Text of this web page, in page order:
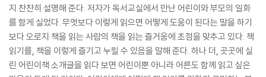
지 찬찬히 설명해 준다. 저자가 독서교실에서 만난 어린이와 부모의 일화
를 함게 실었다. 무엇보다 이렇게 읽으면 어떻게 도움이 된다는 말을 하기
보다 오로지 책을 읽는 사람의 책을 읽는 즐거움에 초점을 맞추고 있다. 책
읽기를, 책을 이렇게 즐기고 누릴 수 있음을 말해 준다. 하나 더, 곳곳에 실
린 어린이책 소개글을 읽다 보면 어린이뿐 아니라 어른도 함께 읽고 싶은